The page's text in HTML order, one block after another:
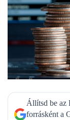
Állítsd be az
forrásként a